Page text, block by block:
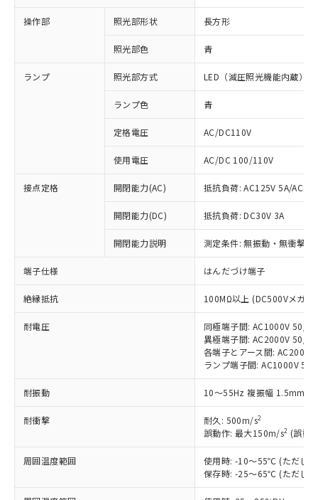
操作部 照光部形状 長方形
照光部色 青
ランプ 照光部方式 LED（減圧照光機能内蔵）
ランプ色 青
定格電圧 AC/DC110V
使用電圧 AC/DC 100/110V
接点定格 開閉能力(AC) 抵抗負荷: AC125V 5A/
開閉能力(DC) 抵抗負荷: DC30V 3A
開閉能力説明 測定条件: 無振動・無衝撃
端子仕様 はんだづけ端子
絶縁抵抗 100MΩ以上 (DC500Vメガ)
耐電圧
同極端子間: AC1000V 50/
異極端子間: AC2000V 50/
各端子とアース間:
ランプ端子間: AC1000V
耐振動 10～55Hz 複振幅 1.5mm (
耐衝撃 耐久: 500m/s2
誤動作: 最大150m/s2 (誤動
周囲温度範囲
使用時: -10～55℃ (ただし
保存時: -25～65℃ (ただし
以下の条件をお読みいただき、同意のうえ
本サービスは、当社制御機器事業取扱
商品の当社在庫状況および標準価格
(税抜)を提供させていただくもので
当社制御機器事業取扱商品の中には、
本サービスの対象外となる商品もある
※1 対応状況
対応済み：EU RoHS指令（10物質）の
非含有に対応した製品が提供可能な商品で
対応予定：EU RoHS指令（10物質）の非含
有に対応した製品に切り替える予定のある
対応予定なし：EU RoHS指令（10物質）の
調査・確認中：EU RoHS指令（10物質）の
非含有の対応状況を調査中または確認中の
非該当品：ライセンス料など無形物で、有
害物質有無と関係のない商品です。
仕入先様の事情により、非含有部品として
「○」：最大均質材料含有率が中国RoHSの
基準値以下であることを示します。
「×」：最大均質材料含有率が中国RoHSの